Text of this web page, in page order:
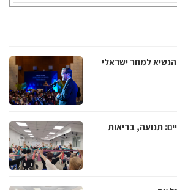
למחר ישראלי
תנועה, בריאות